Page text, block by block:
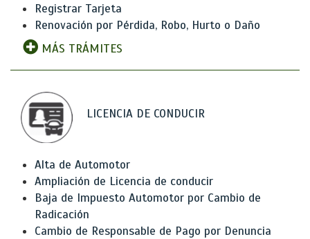
Registrar Tarjeta
Renovación por Pérdida, Robo, Hurto o Daño
MÁS TRÁMITES
LICENCIA DE CONDUCIR
Alta de Automotor
Ampliación de Licencia de conducir
Baja de Impuesto Automotor por Cambio de
Radicación
Cambio de Responsable de Pago por Denuncia